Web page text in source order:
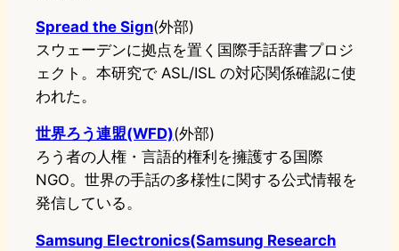
Spread the Sign(外部)
スウェーデンに拠点を置く国際手話辞書プロジ
ェクト。本研究で ASL/ISL の対応関係確認に使
われた。
世界ろう連盟(WFD)(外部)
ろう者の人権・言語的権利を擁護する国際
NGO。世界の手話の多様性に関する公式情報を
発信している。
Samsung Electronics(Samsung Research